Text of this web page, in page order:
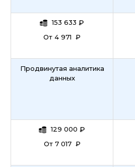
153 633 ₽
От 4 971 ₽
Продвинутая аналитика
данных
129 000 ₽
От 7 017 ₽